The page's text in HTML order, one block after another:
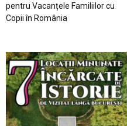
pentru Vacanțele Familiilor cu
Copii în România